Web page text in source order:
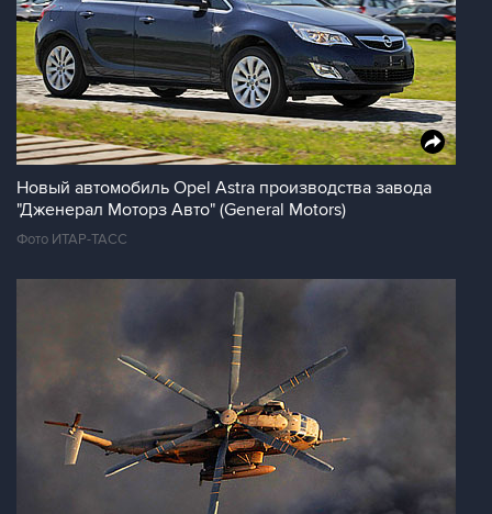
Новый автомобиль Opel Astra производства завода
"Дженерал Моторз Авто" (General Motors)
Фото ИТАР-ТАСС